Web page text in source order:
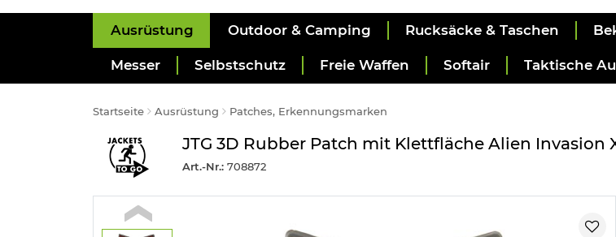
Ausrüstung Outdoor & Camping Rucksäcke & Taschen
Messer Selbstschutz Freie Waffen Softair Taktische
Startseite Ausrüstung Patches, Erkennungsmarken
JTG 3D Rubber Patch mit Klettfläche Alien Invasion
Art.-Nr.: 708872